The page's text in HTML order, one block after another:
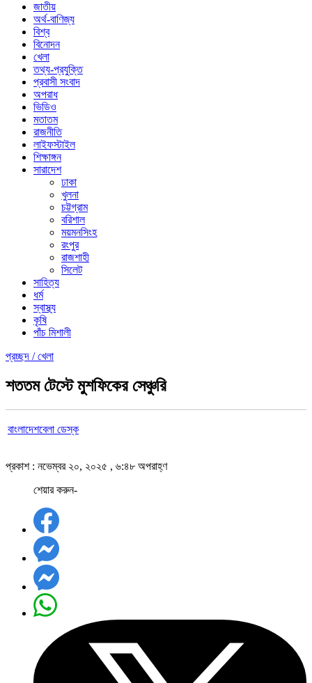
জাতীয়
অর্থ-বাণিজ্য
বিশ্ব
বিনোদন
খেলা
তথ্য-প্রযুক্তি
প্রবাসী সংবাদ
অপরাধ
ভিডিও
মতাতম
রাজনীতি
লাইফস্টাইল
শিক্ষাঙ্গন
সারাদেশ
ঢাকা
খুলনা
চট্টগ্রাম
বরিশাল
ময়মনসিংহ
রংপুর
রাজশাহী
সিলেট
সাহিত্য
ধর্ম
স্বাস্থ্য
কৃষি
পাঁচ মিশালী
প্রচ্ছদ /খেলা
শততম টেস্টে মুশফিকের সেঞ্চুরি
বাংলাদেশবেলা ডেস্ক
প্রকাশ : নভেম্বর ২০, ২০২৫ , ৬:৪৮ অপরাহ্ণ
শেয়ার করুন-